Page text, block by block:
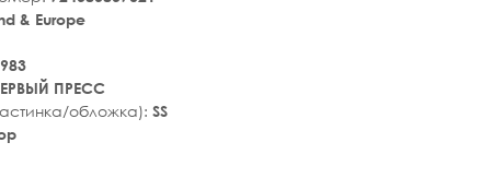
& Europe
ПРЕСС
обложка): SS